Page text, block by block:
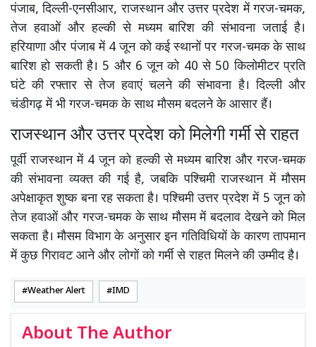
पंजाब, दिल्ली-एनसीआर, राजस्थान और उत्तर प्रदेश में गरज-चमक,
तेज हवाओं और हल्की से मध्यम बारिश की संभावना जताई है।
हरियाणा और पंजाब में 4 जून को कई स्थानों पर गरज-चमक के साथ
बारिश हो सकती है। 5 और 6 जून को 40 से 50 किलोमीटर प्रति
घंटे की रफ्तार से तेज हवाएं चलने की संभावना है। दिल्ली और
चंडीगढ़ में भी गरज-चमक के साथ मौसम बदलने के आसार हैं।
राजस्थान और उत्तर प्रदेश को मिलेगी गर्मी से राहत
पूर्वी राजस्थान में 4 जून को हल्की से मध्यम बारिश और गरज-चमक
की संभावना व्यक्त की गई है, जबकि पश्चिमी राजस्थान में मौसम
अपेक्षाकृत शुष्क बना रह सकता है। पश्चिमी उत्तर प्रदेश में 5 जून को
तेज हवाओं और गरज-चमक के साथ मौसम में बदलाव देखने को मिल
सकता है। मौसम विभाग के अनुसार इन गतिविधियों के कारण तापमान
में कुछ गिरावट आने और लोगों को गर्मी से राहत मिलने की उम्मीद है।
Weather Alert IMD
About The Author